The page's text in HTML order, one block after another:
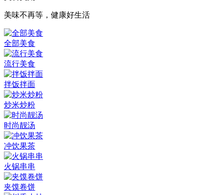
美味不再等，健康好生活
全部美食
流行美食
拌饭拌面
炒米炒粉
时尚靓汤
冲饮果茶
火锅串串
夹馍卷饼